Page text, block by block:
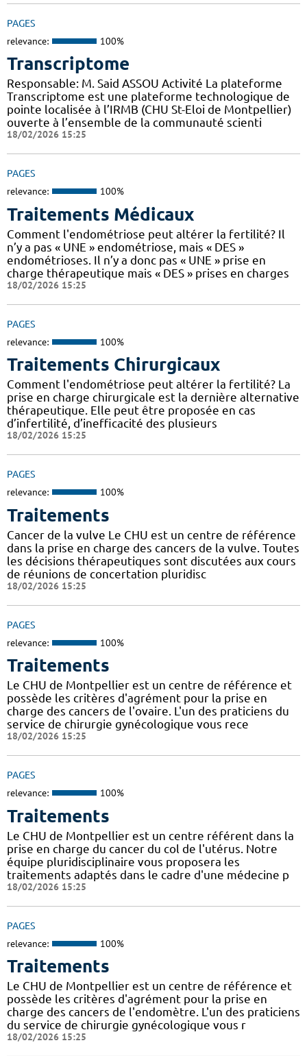
PAGES
relevance: 100%
Transcriptome
Responsable: M. Said ASSOU Activité La plateforme
Transcriptome est une plateforme technologique de
pointe localisée à l’IRMB (CHU St-Eloi de Montpellier)
ouverte à l’ensemble de la communauté scienti
18/02/2026 15:25
PAGES
relevance: 100%
Traitements Médicaux
Comment l'endométriose peut altérer la fertilité? Il
n’y a pas « UNE » endométriose, mais « DES »
endométrioses. Il n’y a donc pas « UNE » prise en
charge thérapeutique mais « DES » prises en charges
18/02/2026 15:25
PAGES
relevance: 100%
Traitements Chirurgicaux
Comment l'endométriose peut altérer la fertilité? La
prise en charge chirurgicale est la dernière alternative
thérapeutique. Elle peut être proposée en cas
d’infertilité, d’inefficacité des plusieurs
18/02/2026 15:25
PAGES
relevance: 100%
Traitements
Cancer de la vulve Le CHU est un centre de référence
dans la prise en charge des cancers de la vulve. Toutes
les décisions thérapeutiques sont discutées aux cours
de réunions de concertation pluridisc
18/02/2026 15:25
PAGES
relevance: 100%
Traitements
Le CHU de Montpellier est un centre de référence et
possède les critères d'agrément pour la prise en
charge des cancers de l'ovaire. L'un des praticiens du
service de chirurgie gynécologique vous rece
18/02/2026 15:25
PAGES
relevance: 100%
Traitements
Le CHU de Montpellier est un centre référent dans la
prise en charge du cancer du col de l'utérus. Notre
équipe pluridisciplinaire vous proposera les
traitements adaptés dans le cadre d'une médecine p
18/02/2026 15:25
PAGES
relevance: 100%
Traitements
Le CHU de Montpellier est un centre de référence et
possède les critères d'agrément pour la prise en
charge des cancers de l'endomètre. L'un des praticiens
du service de chirurgie gynécologique vous r
18/02/2026 15:25